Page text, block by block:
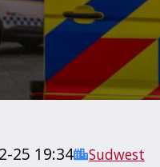
25 19:34 Sudwest